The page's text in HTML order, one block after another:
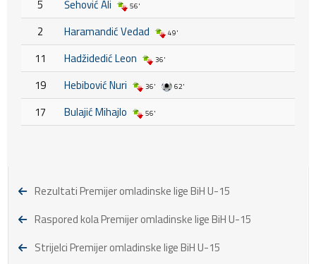
5 Šehović Ali 56'
2 Haramandić Vedad 49'
11 Hadžidedić Leon 36'
19 Hebibović Nuri 36' 62'
17 Bulajić Mihajlo 56'
Rezultati Premijer omladinske lige BiH U-15
Raspored kola Premijer omladinske lige BiH U-15
Strijelci Premijer omladinske lige BiH U-15